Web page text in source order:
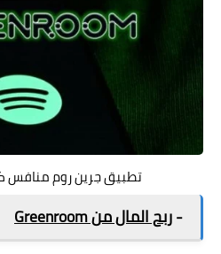
تطبيق جرين روم منافس
-ربح المال من Greenroom